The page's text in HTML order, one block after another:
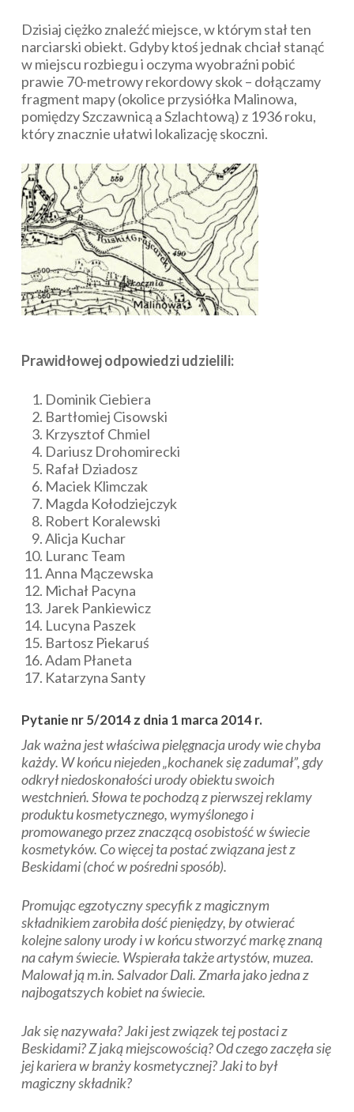
Dzisiaj ciężko znaleźć miejsce, w którym stał ten
narciarski obiekt. Gdyby ktoś jednak chciał stanąć
w miejscu rozbiegu i oczyma wyobraźni pobić
prawie 70-metrowy rekordowy skok – dołączamy
fragment mapy (okolice przysiółka Malinowa,
pomiędzy Szczawnicą a Szlachtową) z 1936 roku,
który znacznie ułatwi lokalizację skoczni.
Prawidłowej odpowiedzi udzielili:
Dominik Ciebiera
Bartłomiej Cisowski
Krzysztof Chmiel
Dariusz Drohomirecki
Rafał Dziadosz
Maciek Klimczak
Magda Kołodziejczyk
Robert Koralewski
Alicja Kuchar
Luranc Team
Anna Mączewska
Michał Pacyna
Jarek Pankiewicz
Lucyna Paszek
Bartosz Piekaruś
Adam Płaneta
Katarzyna Santy
Pytanie nr 5/2014 z dnia 1 marca 2014 r.
Jak ważna jest właściwa pielęgnacja urody wie chyba
każdy. W końcu niejeden „kochanek się zadumał”, gdy
odkrył niedoskonałości urody obiektu swoich
westchnień. Słowa te pochodzą z pierwszej reklamy
produktu kosmetycznego, wymyślonego i
promowanego przez znaczącą osobistość w świecie
kosmetyków. Co więcej ta postać związana jest z
Beskidami (choć w pośredni sposób).
Promując egzotyczny specyfik z magicznym
składnikiem zarobiła dość pieniędzy, by otwierać
kolejne salony urody i w końcu stworzyć markę znaną
na całym świecie. Wspierała także artystów, muzea.
Malował ją m.in. Salvador Dali. Zmarła jako jedna z
najbogatszych kobiet na świecie.
Jak się nazywała? Jaki jest związek tej postaci z
Beskidami? Z jaką miejscowością? Od czego zaczęła się
jej kariera w branży kosmetycznej? Jaki to był
magiczny składnik?